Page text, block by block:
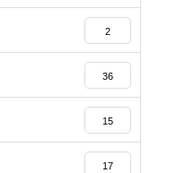
2
36
15
17